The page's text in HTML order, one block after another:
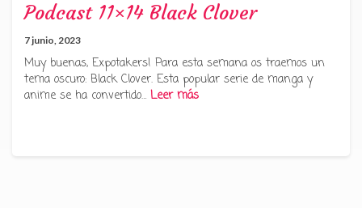
Podcast 11×14 Black Clover
7 junio, 2023
Muy buenas, Expotakers! Para esta semana os traemos un
tema oscuro: Black Clover. Esta popular serie de manga y
anime se ha convertido… Leer más